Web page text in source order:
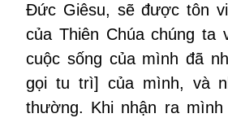
Đức Giêsu, sẽ được tôn
của Thiên Chúa chúng ta
cuộc sống của mình đã
gọi tu trì] của mình, và
thường. Khi nhận ra